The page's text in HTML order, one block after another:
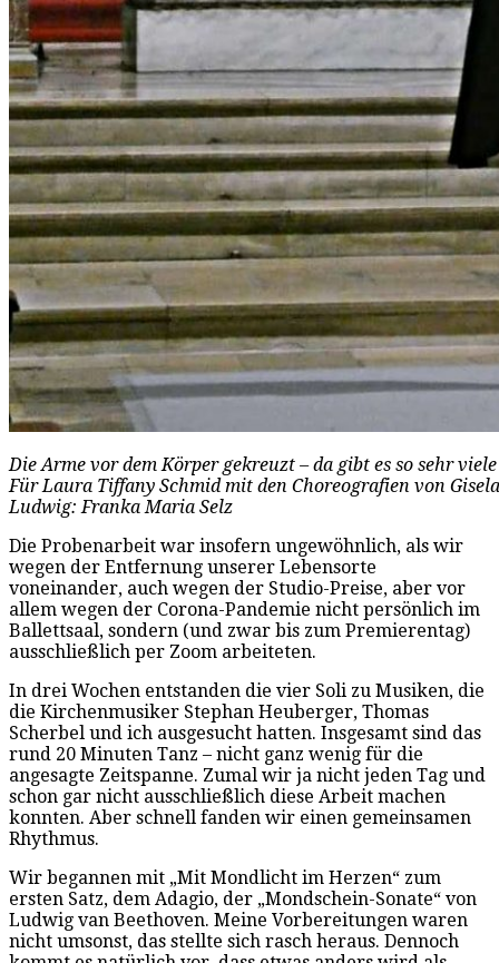
Die Arme vor dem Körper gekreuzt – da gibt es so sehr
Für Laura Tiffany Schmid mit den Choreografien von
Ludwig: Franka Maria Selz
Die Probenarbeit war insofern ungewöhnlich, als wir
wegen der Entfernung unserer Lebensorte
voneinander, auch wegen der Studio-Preise, aber vor
allem wegen der Corona-Pandemie nicht persönlich im
Ballettsaal, sondern (und zwar bis zum Premierentag)
ausschließlich per Zoom arbeiteten.
In drei Wochen entstanden die vier Soli zu Musiken, die
die Kirchenmusiker Stephan Heuberger, Thomas
Scherbel und ich ausgesucht hatten. Insgesamt sind das
rund 20 Minuten Tanz – nicht ganz wenig für die
angesagte Zeitspanne. Zumal wir ja nicht jeden Tag und
schon gar nicht ausschließlich diese Arbeit machen
konnten. Aber schnell fanden wir einen gemeinsamen
Rhythmus.
Wir begannen mit „Mit Mondlicht im Herzen“ zum
ersten Satz, dem Adagio, der „Mondschein-Sonate“ von
Ludwig van Beethoven. Meine Vorbereitungen waren
nicht umsonst, das stellte sich rasch heraus. Dennoch